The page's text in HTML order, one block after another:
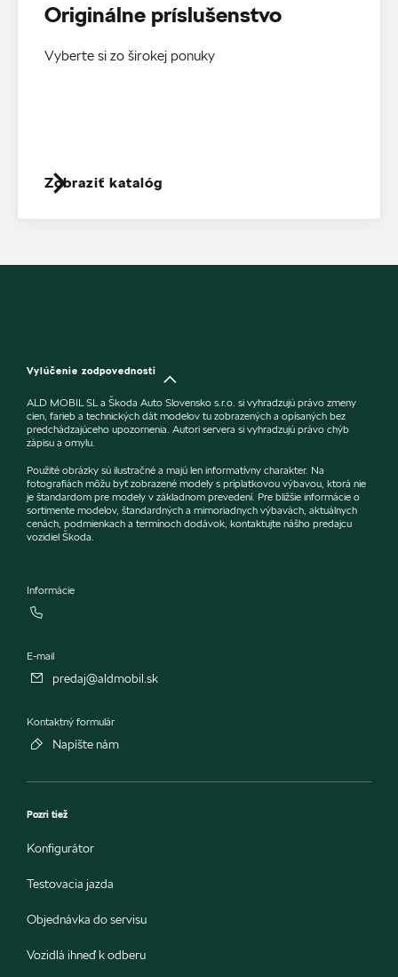
Originálne príslušenstvo
Vyberte si zo širokej ponuky
Zobraziť katalóg
Vylúčenie zodpovednosti
ALD MOBIL SL a Škoda Auto Slovensko s.r.o. si vyhradzujú právo zmeny
cien, farieb a technických dát modelov tu zobrazených a opísaných bez
predchádzajúceho upozornenia. Autori servera si vyhradzujú právo chýb
zápisu a omylu.
Použité obrázky sú ilustračné a majú len informatívny charakter. Na
fotografiách môžu byť zobrazené modely s príplatkovou výbavou, ktorá nie
je štandardom pre modely v základnom prevedení. Pre bližšie informácie o
sortimente modelov, štandardných a mimoriadnych výbavách, aktuálnych
cenách, podmienkach a termínoch dodávok, kontaktujte nášho predajcu
vozidiel Škoda.
Informácie
E-mail
predaj@aldmobil.sk
Kontaktný formulár
Napíšte nám
Pozri tiež
Konfigurátor
Testovacia jazda
Objednávka do servisu
Vozidlá ihneď k odberu